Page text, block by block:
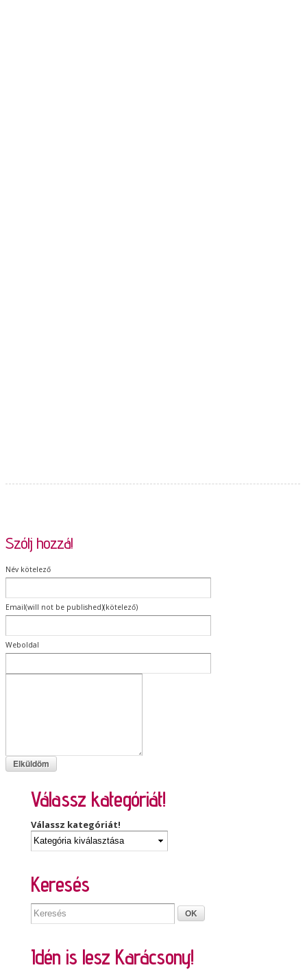
Szólj hozzá!
Név kötelező
Email(will not be published)(kötelező)
Weboldal
Válassz kategóriát!
Válassz kategóriát!
Keresés
Idén is lesz Karácsony!